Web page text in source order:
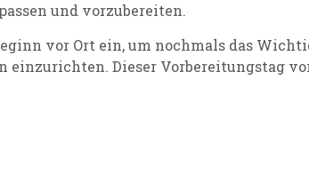
und vorzubereiten.
vor Ort ein, um nochmals das
Dieser Vorbereitungstag